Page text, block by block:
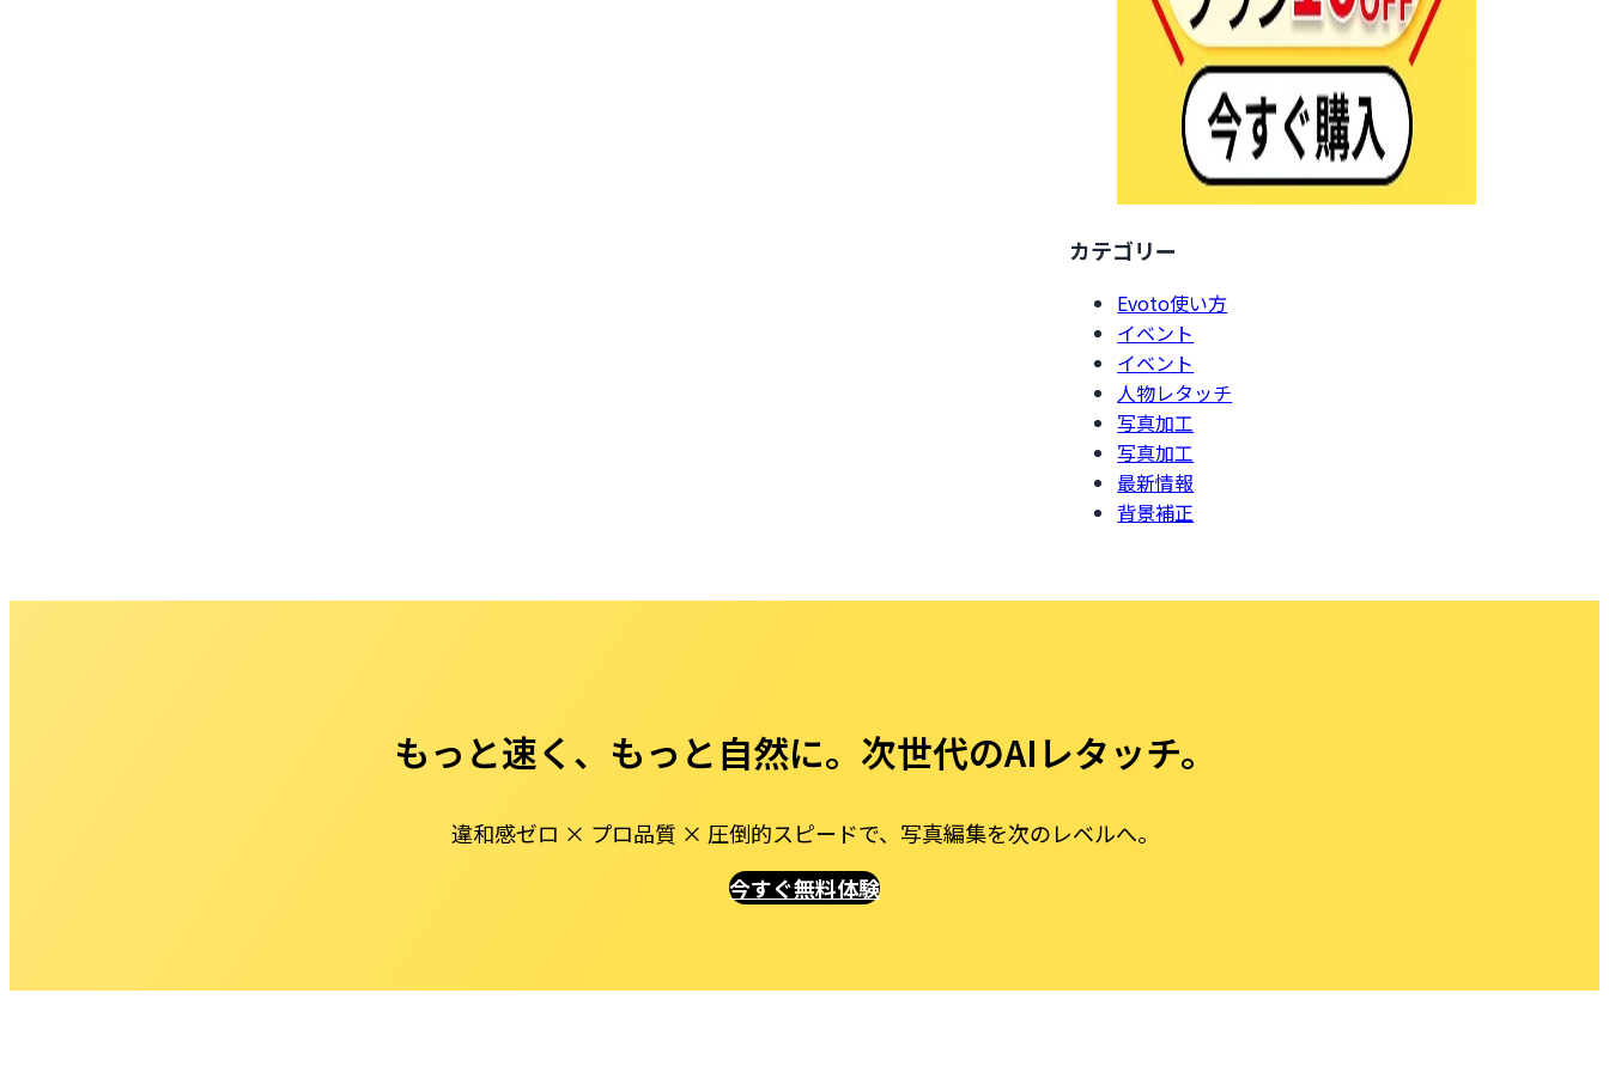
カテゴリー
Evoto使い方
イベント
イベント
人物レタッチ
写真加工
写真加工
最新情報
背景補正
もっと速く、もっと自然に。次世代のAIレタッチ。
違和感ゼロ × プロ品質 × 圧倒的スピードで、写真編集を次のレベルへ。
今すぐ無料体験